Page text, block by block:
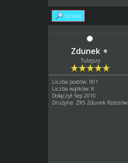
Szukaj
Zdunek
Tutejszy
Liczba postów: 901
Liczba wątków: 8
Dołączył: Sep 2010
Drużyna: ZKS Zdunek Rzeszów